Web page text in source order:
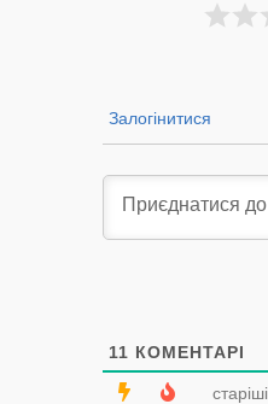
Залогінитися
11 КОМЕНТАРІ
старіші